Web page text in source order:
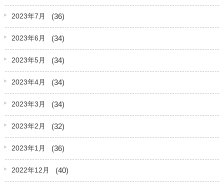
2023年7月 (36)
2023年6月 (34)
2023年5月 (34)
2023年4月 (34)
2023年3月 (34)
2023年2月 (32)
2023年1月 (36)
2022年12月 (40)